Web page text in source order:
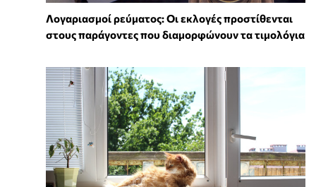
Λογαριασμοί ρεύματος: Οι εκλογές προστίθενται
στους παράγοντες που διαμορφώνουν τα τιμολόγια